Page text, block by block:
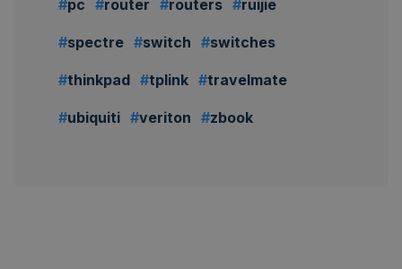
pc router routers ruijie
spectre switch switches
thinkpad tplink travelmate
ubiquiti veriton zbook